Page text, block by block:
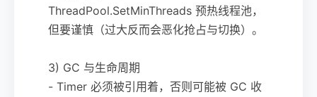
ThreadPool.SetMinThreads 预热线程池，
但要谨慎（过大反而会恶化抢占与切换）。
3) GC 与生命周期
- Timer 必须被引用着，否则可能被 GC 收